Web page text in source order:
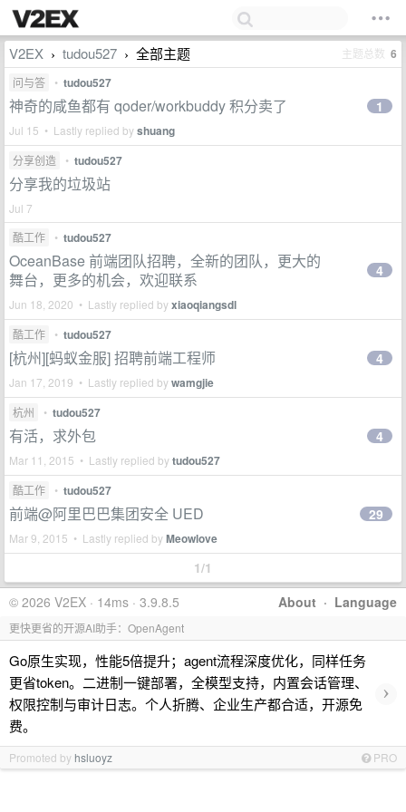
V2EX › tudou527 › 全部主题 主题总数 6
问与答 • tudou527
神奇的咸鱼都有 qoder/workbuddy 积分卖了
Jul 15 • Lastly replied byshuang
1
分享创造 • tudou527
分享我的垃圾站
Jul 7
酷工作
• tudou527
OceanBase 前端团队招聘，全新的团队，更大的
舞台，更多的机会，欢迎联系
Jun 18, 2020 • Lastly replied byxiaoqiangsdl
4
酷工作 • tudou527
[杭州][蚂蚁金服] 招聘前端工程师
Jan 17, 2019 • Lastly replied bywamgjie
4
杭州 • tudou527
有活，求外包
Mar 11, 2015 • Lastly replied bytudou527
4
酷工作 • tudou527
前端@阿里巴巴集团安全 UED
Mar 9, 2015 • Lastly replied byMeowlove
29
1/1
About · Language
© 2026 V2EX · 14ms · 3.9.8.5
更快更省的开源AI助手：OpenAgent
Go原生实现，性能5倍提升；agent流程深度优化，同样任务
更省token。二进制一键部署，全模型支持，内置会话管理、
权限控制与审计日志。个人折腾、企业生产都合适，开源免
费。
›
Promoted by hsluoyz PRO